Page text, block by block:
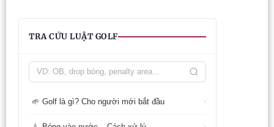
TRA CỨU LUẬT GOLF
🌱 Golf là gì? Cho người mới bắt đầu ›